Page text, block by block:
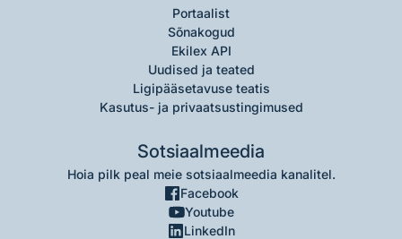
Portaalist
Sõnakogud
Ekilex API
Uudised ja teated
Ligipääsetavuse teatis
Kasutus- ja privaatsustingimused
Sotsiaalmeedia
Hoia pilk peal meie sotsiaalmeedia kanalitel.
Facebook
Youtube
LinkedIn